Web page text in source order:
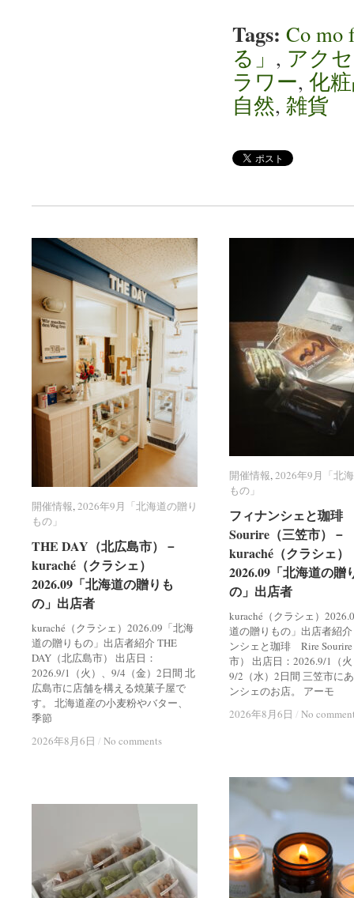
Tags: Co mo
る」 , アク
ラワー, 化
自然, 雑貨
開催情報,2026年9月「北海道の贈り
もの」
THE DAY（北広島市）－
kuraché（クラシェ）
2026.09「北海道の贈りも
の」出店者
kuraché（クラシェ）2026.09「北海
道の贈りもの」出店者紹介 THE
DAY（北広島市） 出店日：
2026.9/1（火）、9/4（金）2日間 北
広島市に店舗を構える焼菓子屋で
す。 北海道産の小麦粉やバター、
季節
2026年8月6日 / No comments
開催情報 2026年9月「北海道の贈り
もの」
THE DAY（北広島市）－
kuraché（クラシェ）
2026.09「北海道の贈りも
の」出店者
2026年8月6日 / No comments
開催情報,2026年9月「北
もの」
フィナンシェと珈
Sourire（三笠市）－
kuraché（クラシェ）
2026.09「北海道の贈
の」出店者
kuraché（クラシェ）
道の贈りもの」出店者紹
ンシェと珈琲 Rire
市） 出店日：2026.9/1（
9/2（水）2日間 三笠市に
ンシェのお店。 アーモ
2026年8月6日 / No
開催情報 2026年9月「北
もの」
フィナンシェと珈
Sourire（三笠市）－
kuraché（クラシェ）
2026.09「北海道の贈
の」出店者
2026年8月6日 / No